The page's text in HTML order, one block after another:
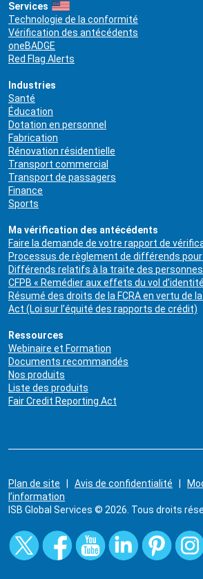
Services
Technologie de la conformité
Vérification des antécédents
oneBADGE
Red Flag Alerts
Industries
Santé
Éducation
Dotation en personnel
Fabrication
Rénovation résidentielle
Transport commercial
Transport de passagers
Finance
Sports
Ma vérification des antécédents
Faire la demande de votre rapport de
Processus de règlement de différends
Différends relatifs à la traite des personnes
CFPB « Remédier aux effets du vol
Résumé des droits de la FCRA en vertu de
Act (Loi sur l’équité des rapports de crédit)
Ressources
Webinaire et Formation
Documents recommandés
Nos produits
Liste des produits
Fair Credit Reporting Act
Plan de site Avis de confidentialité
l’information
ISB Global Services © 2026. Tous droits